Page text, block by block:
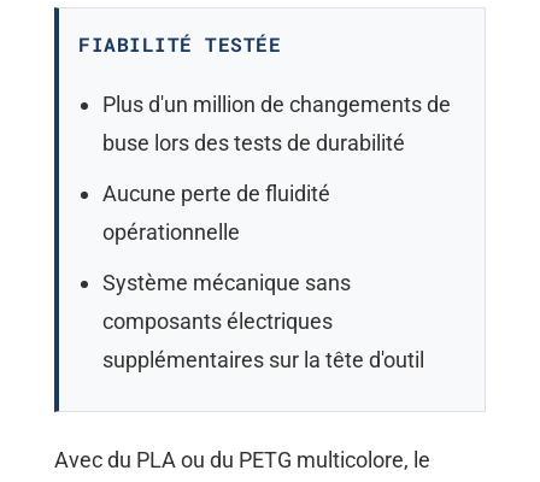
FIABILITÉ TESTÉE
Plus d'un million de changements de
buse lors des tests de durabilité
Aucune perte de fluidité
opérationnelle
Système mécanique sans
composants électriques
supplémentaires sur la tête d'outil
Avec du PLA ou du PETG multicolore, le